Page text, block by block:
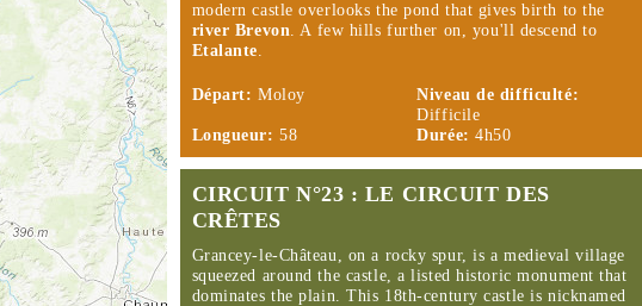
modern castle overlooks the pond that gives birth to the
river Brevon. A few hills further on, you'll descend to
Etalante.
Départ:Moloy
Niveau de difficulté:
Difficile
Longueur:58 Durée:4h50
CIRCUIT N°23 : LE CIRCUIT DES
CRÊTES
Grancey-le-Château, on a rocky spur, is a medieval village
squeezed around the castle, a listed historic monument that
dominates the plain. This 18th-century castle is nicknamed